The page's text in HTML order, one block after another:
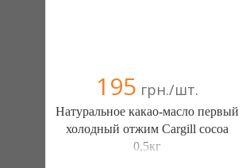
195 грн./шт.
Натуральное какао-масло первый
холодный отжим Cargill cocoa
0,5кг